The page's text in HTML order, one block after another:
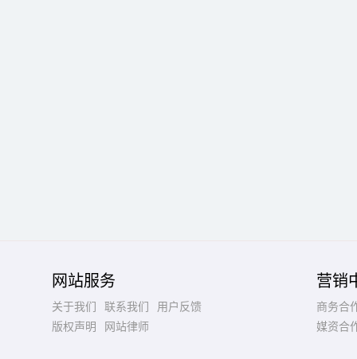
网站服务
关于我们 联系我们
用户反馈
版权声明
网站律师
营销
商务合
媒资合